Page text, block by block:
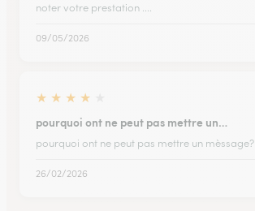
noter votre prestation ....
09/05/2026
★ ★ ★ ★
pourquoi ont ne peut pas mettre un…
pourquoi ont ne peut pas mettre un mèssage?
26/02/2026